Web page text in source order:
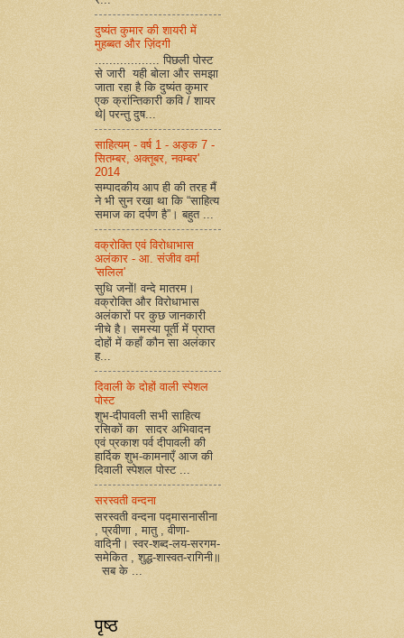
दुष्यंत कुमार की शायरी में
मुहब्बत और ज़िंदगी
.................. पिछली पोस्ट
से जारी यही बोला और समझा
जाता रहा है कि दुष्यंत कुमार
एक क्रांन्तिकारी कवि / शायर
थे| परन्तु दुष...
साहित्यम् - वर्ष 1 - अङ्क 7 -
सितम्बर, अक्तूबर, नवम्बर'
2014
सम्पादकीय आप ही की तरह मैं
ने भी सुन रखा था कि “साहित्य
समाज का दर्पण है”। बहुत ...
वक्रोक्ति एवं विरोधाभास
अलंकार - आ. संजीव वर्मा
'सलिल'
सुधि जनों! वन्दे मातरम।
वक्रोक्ति और विरोधाभास
अलंकारों पर कुछ जानकारी
नीचे है। समस्या पूर्ती में प्राप्त
दोहों में कहाँ कौन सा अलंकार
ह...
दिवाली के दोहों वाली स्पेशल
पोस्ट
शुभ-दीपावली सभी साहित्य
रसिकों का सादर अभिवादन
एवं प्रकाश पर्व दीपावली की
हार्दिक शुभ-कामनाएँ आज की
दिवाली स्पेशल पोस्ट ...
सरस्वती वन्दना
सरस्वती वन्दना पद्मासनासीना
, प्रवीणा , मातु , वीणा-
वादिनी। स्वर-शब्द-लय-सरगम-
समेकित , शुद्ध-शास्वत-रागिनी॥
सब के ...
पृष्ठ